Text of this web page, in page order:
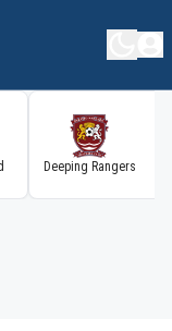
Deeping Rangers